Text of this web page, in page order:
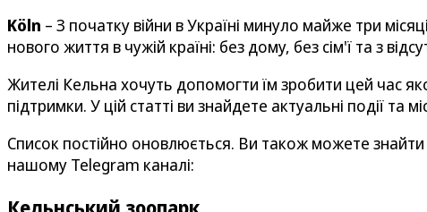
Köln – З початку війни в Україні минуло майже три
нового життя в чужій країні: без дому, без сім'ї та з
Жителі Кельна хочуть допомогти їм зробити цей час
підтримки. У цій статті ви знайдете актуальні події та
Список постійно оновлюється. Ви також можете
нашому Telegram каналі: